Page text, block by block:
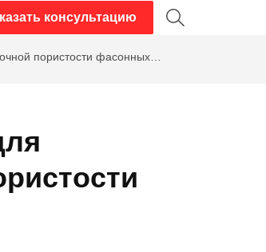
консультацию
пористости фасонных